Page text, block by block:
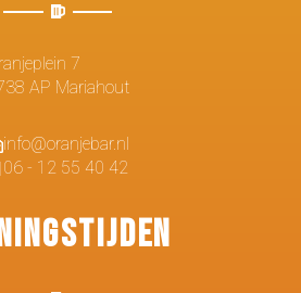
7
AP Mariahout
info@oranjebar.nl
06 - 12 55 40 42